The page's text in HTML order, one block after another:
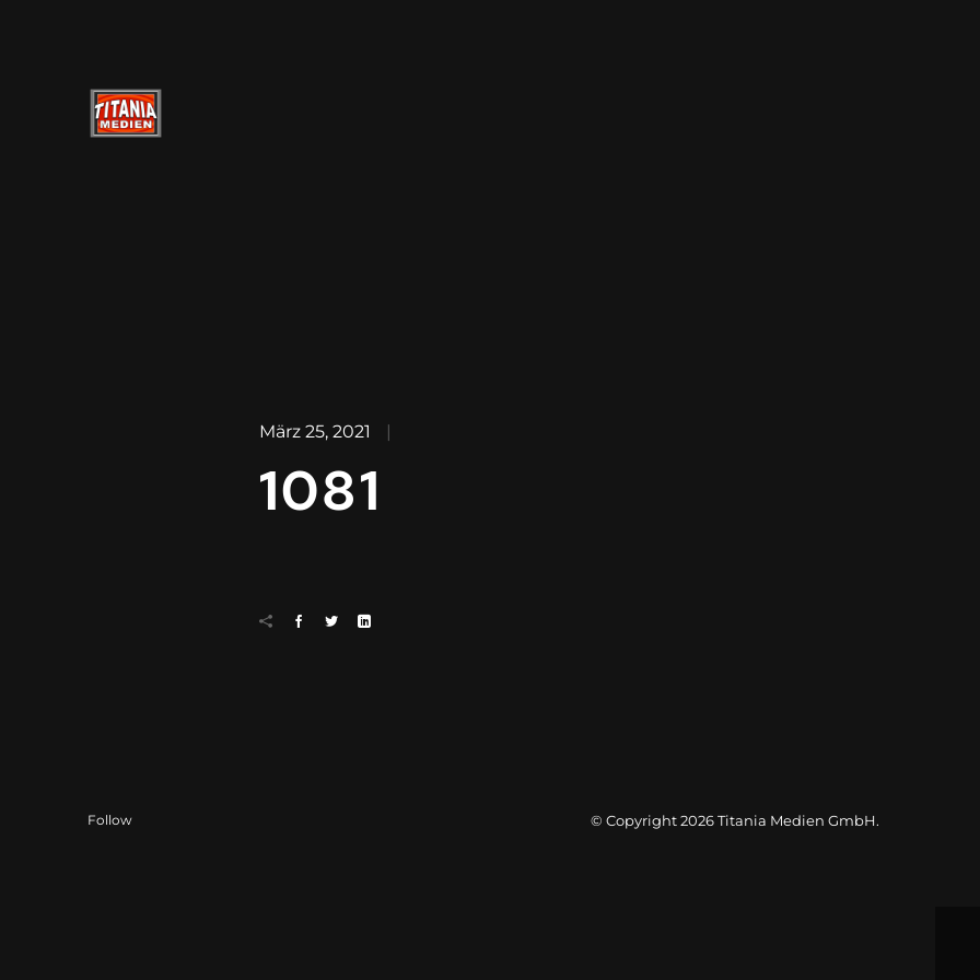
März 25, 2021
1081
Follow © Copyright 2026Titania Medien GmbH.